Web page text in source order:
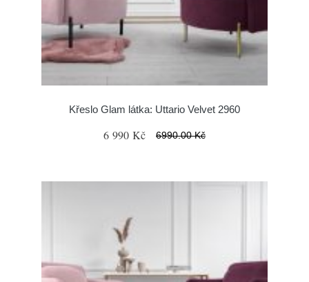
Křeslo Glam látka: Uttario Velvet 2960
6 990 Kč 6990.00 Kč